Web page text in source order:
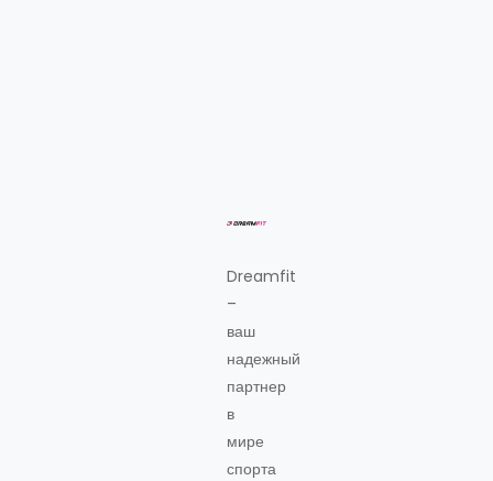
Dreamfit
–
ваш
надежный
партнер
в
мире
спорта